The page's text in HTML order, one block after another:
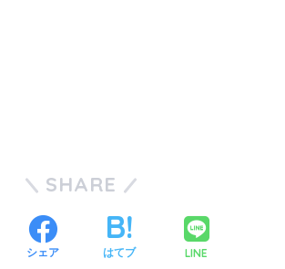
SHARE
シェア はてブ LINE